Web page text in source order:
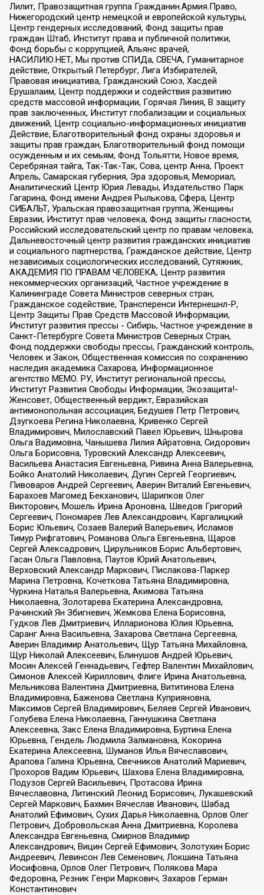
Лилит, Правозащитная группа Гражданин.Армия.Право,
Нижегородский центр немецкой и европейской культуры,
Центр гендерных исследований, Фонд защиты прав
граждан Штаб, Институт права и публичной политики,
Фонд борьбы с коррупцией, Альянс врачей,
НАСИЛИЮ.НЕТ, Мы против СПИДа, СВЕЧА, Гуманитарное
действие, Открытый Петербург, Лига Избирателей,
Правовая инициатива, Гражданский Союз, Хасдей
Ерушалаим, Центр поддержки и содействия развитию
средств массовой информации, Горячая Линия, В защиту
прав заключенных, Институт глобализации и социальных
движений, Центр социально-информационных инициатив
Действие, Благотворительный фонд охраны здоровья и
защиты прав граждан, Благотворительный фонд помощи
осужденным и их семьям, Фонд Тольятти, Новое время,
Серебряная тайга, Так-Так-Так, Сова, центр Анна, Проект
Апрель, Самарская губерния, Эра здоровья, Мемориал,
Аналитический Центр Юрия Левады, Издательство Парк
Гагарина, Фонд имени Андрея Рылькова, Сфера, Центр
СИБАЛЬТ, Уральская правозащитная группа, Женщины
Евразии, Институт прав человека, Фонд защиты гласности,
Российский исследовательский центр по правам человека,
Дальневосточный центр развития гражданских инициатив
и социального партнерства, Гражданское действие, Центр
независимых социологических исследований, Сутяжник,
АКАДЕМИЯ ПО ПРАВАМ ЧЕЛОВЕКА, Центр развития
некоммерческих организаций, Частное учреждение в
Калининграде Совета Министров северных стран,
Гражданское содействие, Трансперенси Интернешнл-Р,
Центр Защиты Прав Средств Массовой Информации,
Институт развития прессы - Сибирь, Частное учреждение в
Санкт-Петербурге Совета Министров Северных Стран,
Фонд поддержки свободы прессы, Гражданский контроль,
Человек и Закон, Общественная комиссия по сохранению
наследия академика Сахарова, Информационное
агентство МЕМО. РУ, Институт региональной прессы,
Институт Развития Свободы Информации, Экозащита!-
Женсовет, Общественный вердикт, Евразийская
антимонопольная ассоциация, Бедушев Петр Петрович,
Дзугкоева Регина Николаевна, Кривенко Сергей
Владимирович, Милославский Павел Юрьевич, Шнырова
Ольга Вадимовна, Чанышева Лилия Айратовна, Сидорович
Ольга Борисовна, Туровский Александр Алексеевич,
Васильева Анастасия Евгеньевна, Ривина Анна Валерьевна,
Бойко Анатолий Николаевич, Дугин Сергей Георгиевич,
Пивоваров Андрей Сергеевич, Аверин Виталий Евгеньевич,
Барахоев Магомед Бекханович, Шарипков Олег
Викторович, Мошель Ирина Ароновна, Шведов Григорий
Сергеевич, Пономарев Лев Александрович, Каргалицкий
Борис Юльевич, Созаев Валерий Валерьевич, Исламов
Тимур Рифгатович, Романова Ольга Евгеньевна, Щаров
Сергей Алексадрович, Цирульников Борис Альбертович,
Гасан Ольга Павловна, Паутов Юрий Анатольевич,
Верховский Александр Маркович, Пислакова-Паркер
Марина Петровна, Кочеткова Татьяна Владимировна,
Чуркина Наталья Валерьевна, Акимова Татьяна
Николаевна, Золотарева Екатерина Александровна,
Рачинский Ян Збигневич, Жемкова Елена Борисовна,
Гудков Лев Дмитриевич, Илларионова Юлия Юрьевна,
Саранг Анна Васильевна, Захарова Светлана Сергеевна,
Аверин Владимир Анатольевич, Щур Татьяна Михайловна,
Щур Николай Алексеевич, Блинушов Андрей Юрьевич,
Мосин Алексей Геннадьевич, Гефтер Валентин Михайлович,
Симонов Алексей Кириллович, Флиге Ирина Анатольевна,
Мельникова Валентина Дмитриевна, Вититинова Елена
Владимировна, Баженова Светлана Куприяновна,
Максимов Сергей Владимирович, Беляев Сергей Иванович,
Голубева Елена Николаевна, Ганнушкина Светлана
Алексеевна, Закс Елена Владимировна, Буртина Елена
Юрьевна, Гендель Людмила Залмановна, Кокорина
Екатерина Алексеевна, Шуманов Илья Вячеславович,
Арапова Галина Юрьевна, Свечников Анатолий Мариевич,
Прохоров Вадим Юрьевич, Шахова Елена Владимировна,
Подузов Сергей Васильевич, Протасова Ирина
Вячеславовна, Литинский Леонид Борисович, Лукашевский
Сергей Маркович, Бахмин Вячеслав Иванович, Шабад
Анатолий Ефимович, Сухих Дарья Николаевна, Орлов Олег
Петрович, Добровольская Анна Дмитриевна, Королева
Александра Евгеньевна, Смирнов Владимир
Александрович, Вицин Сергей Ефимович, Золотухин Борис
Андреевич, Левинсон Лев Семенович, Локшина Татьяна
Иосифовна, Орлов Олег Петрович, Полякова Мара
Федоровна, Резник Генри Маркович, Захаров Герман
Константинович